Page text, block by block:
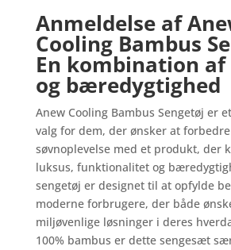
Anmeldelse af
Cooling Bambus
En kombination
og bæredygtighed
Anew Cooling Bambus Sengetøj er
valg for dem, der ønsker at
søvnoplevelse med et produkt, der
luksus, funktionalitet og
sengetøj er designet til at opfylde
moderne forbrugere, der både
miljøvenlige løsninger i deres
100% bambus er dette sengesæt